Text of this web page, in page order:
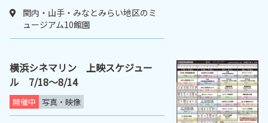
関内・山手・みなとみらい地区のミ
ュージアム10館園
横浜シネマリン 上映スケジュー
ル 7/18～8/14
開催中 写真・映像